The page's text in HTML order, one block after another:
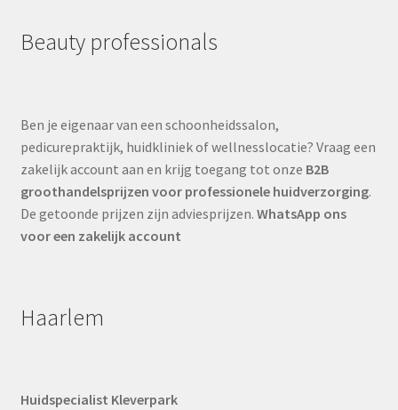
Beauty professionals
Ben je eigenaar van een schoonheidssalon,
pedicurepraktijk, huidkliniek of wellnesslocatie? Vraag een
zakelijk account aan en krijg toegang tot onze B2B
groothandelsprijzen voor professionele huidverzorging.
De getoonde prijzen zijn adviesprijzen. WhatsApp ons
voor een zakelijk account
Haarlem
Huidspecialist Kleverpark